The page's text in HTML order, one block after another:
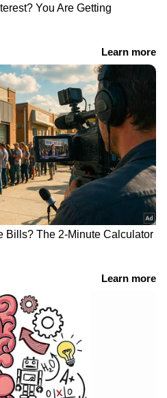
വീഡിയോ
നടന്നുപോകുമ്പോൾ
കമന്റടിച്ചത് ചോദ്യം
ചെയ്ത പെൺകുട്ടികൾക്ക്
നേരെ ആക്രമണം,
മുടിയിൽ പിടിച്ച് കറക്കി
നിലത്തിട്ട് നെഞ്ചിൽ ചവിട്ടി,
അക്രമി സംഘത്തിൽ
യുവതികളും
കക്കുന്ന